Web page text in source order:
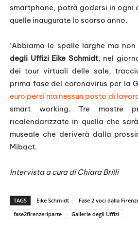
smartphone, potrà godersi in ogni
quelle inaugurate lo scorso anno.
‘Abbiamo le spalle larghe ma non
degli Uffizi Eike Schmidt, nel
dei tour virtuali delle sale,
prima fase del coronavirus per la
euro persi ma nessun posto di
smart working. Tre mostre
ricalendarizzate in quella che
museale che deriverà dalla
Mibact.
Intervista a cura di Chiara Brilli
TAGS Eike Schmidt
Fase 2 voci dalla
fase2firenzeriparte
Gallerie degli Uffizi